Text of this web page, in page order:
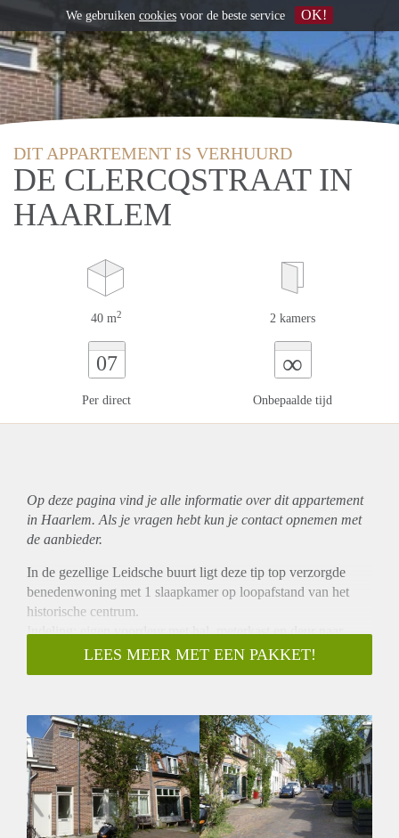
DIT APPARTEMENT IS VERHUURD
DE CLERCQSTRAAT IN
HAARLEM
40 m2 2 kamers
07
Per direct
∞
Onbepaalde tijd
Op deze pagina vind je alle informatie over ditappartement
in Haarlem. Als je vragen hebt kun je contact opnemen met
de aanbieder.
In de gezellige Leidsche buurt ligt deze tip top verzorgde
benedenwoning met 1 slaapkamer op loopafstand van het
historische centrum.
Indeling; eigen voordeur met hal, meterkast en deur naar
woonkamer.
Vanuit de woonkamer kom je middels 2 ensuite deuren in de
voorzien van inbouwapparatuur als vaatwasser, 4 pits
kookplaat en afzuigkap en koelkast.
Vanuit woonkamer toegang tot toiletruimte met zwevend
toilet en de badkamer met wastafel en douche.
Bijzonderheden;
- Huurprijs exclusief gas, water,elektriciteit en TV/ internet.
LEES MEER MET EEN PAKKET!
We gebruiken cookies voor de beste service OK!